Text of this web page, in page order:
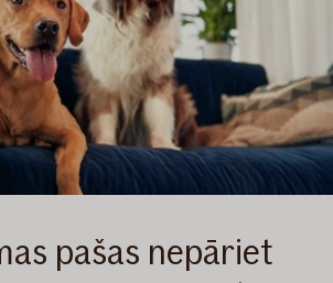
pašas nepāriet